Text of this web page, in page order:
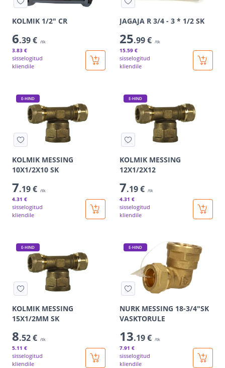
KOLMIK 1/2" CR
6.39 € /tk
3.83 €
sisselogitud
kliendile
JAGAJA R 3/4 - 3 * 1/2 SK
25.99 € /tk
15.59 €
sisselogitud
kliendile
E-HIND
KOLMIK MESSING
10X1/2X10 SK
7.19 € /tk
4.31 €
sisselogitud
kliendile
E-HIND
KOLMIK MESSING
12X1/2X12
7.19 € /tk
4.31 €
sisselogitud
kliendile
E-HIND
KOLMIK MESSING
15X1/2MM SK
8.52 € /tk
5.11 €
sisselogitud
kliendile
E-HIND
NURK MESSING 18-3/4"SK
VASKTORULE
13.19 € /tk
7.91 €
sisselogitud
kliendile